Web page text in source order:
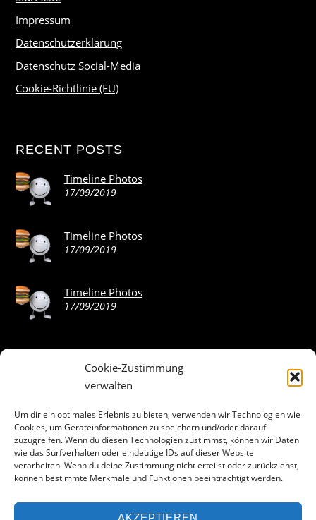
Cookie-Zustimmung
verwalten
Um dir ein optimales Erlebnis zu bieten, verwenden wir Technologien wie
Cookies, um Geräteinformationen zu speichern und/oder darauf
zuzugreifen. Wenn du diesen Technologien zustimmst, können wir Daten
wie das Surfverhalten oder eindeutige IDs auf dieser Website
verarbeiten. Wenn du deine Zustimmung nicht erteilst oder zurückziehst,
können bestimmte Merkmale und Funktionen beeinträchtigt werden.
Impressum
Datenschutzerklärung
Datenschutz Social-Media
Cookie-Richtlinie (EU)
RECENT POSTS
Timeline Photos
17/09/2019
Timeline Photos
17/09/2019
Timeline Photos
17/09/2019
ABOUT THE LANDING THEME…
The Landing theme is a one-page design WordPress theme
that’s focused on getting your audience to follow-through
with your call-to-action. Built to work seamlessly with our
drag & drop Builder plugin, it gives you the ability to
customize the look and feel of your content.